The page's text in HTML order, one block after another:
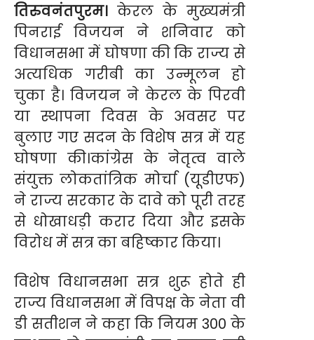
तिरुवनंतपुरम। केरल के मुख्यमंत्री
पिनराई विजयन ने शनिवार को
विधानसभा में घोषणा की कि राज्य से
अत्यधिक गरीबी का उन्मूलन हो
चुका है। विजयन ने केरल के पिरवी
या स्थापना दिवस के अवसर पर
बुलाए गए सदन के विशेष सत्र में यह
घोषणा की।कांग्रेस के नेतृत्व वाले
संयुक्त लोकतांत्रिक मोर्चा (यूडीएफ)
ने राज्य सरकार के दावे को पूरी तरह
से धोखाधड़ी करार दिया और इसके
विरोध में सत्र का बहिष्कार किया।
विशेष विधानसभा सत्र शुरू होते ही
राज्य विधानसभा में विपक्ष के नेता वी
डी सतीशन ने कहा कि नियम 300 के